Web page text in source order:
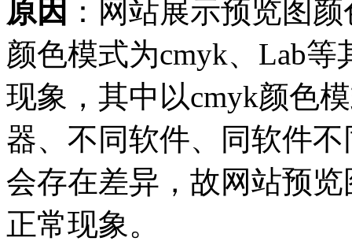
原因 ：网站展示预览图
颜色模式为cmyk、Lab
现象，其中以cmyk颜色
器、不同软件、同软件
会存在差异，故网站预
正常现象。